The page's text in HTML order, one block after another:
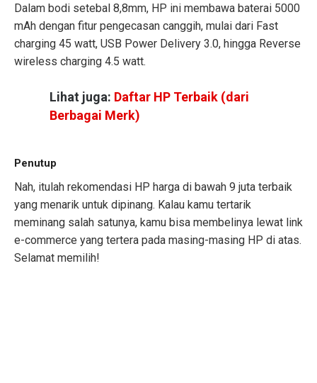
Dalam bodi setebal 8,8mm, HP ini membawa baterai 5000
mAh dengan fitur pengecasan canggih, mulai dari Fast
charging 45 watt, USB Power Delivery 3.0, hingga Reverse
wireless charging 4.5 watt.
Lihat juga: Daftar HP Terbaik (dari
Berbagai Merk)
Penutup
Nah, itulah rekomendasi HP harga di bawah 9 juta terbaik
yang menarik untuk dipinang. Kalau kamu tertarik
meminang salah satunya, kamu bisa membelinya lewat link
e-commerce yang tertera pada masing-masing HP di atas.
Selamat memilih!